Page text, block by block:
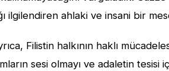
ilgilendiren ahlaki ve insani bir
Filistin halkının haklı
sesi olmayı ve adaletin tesisi